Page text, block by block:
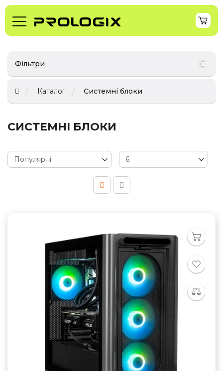
Фільтри
Каталог Системні блоки
СИСТЕМНІ БЛОКИ